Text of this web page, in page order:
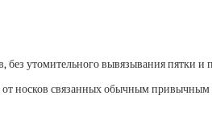
утомительного вывязывания пятки
носков связанных обычным